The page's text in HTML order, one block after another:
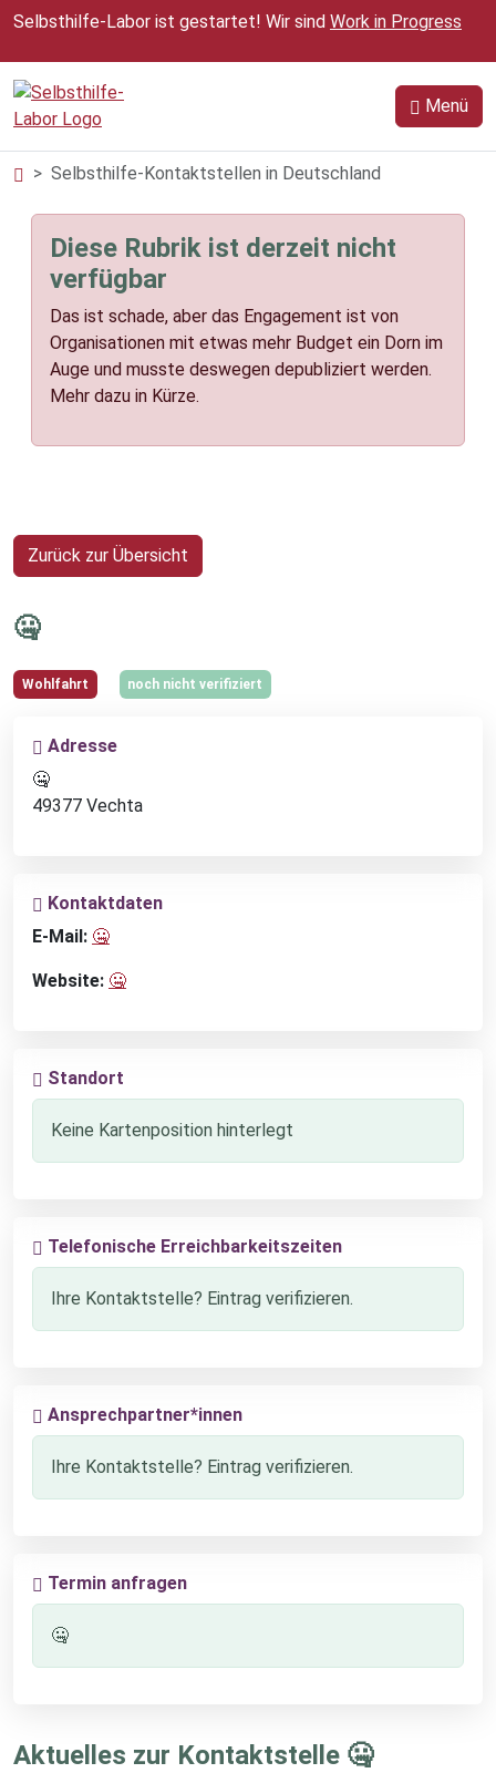
Zum Inhalt springen
Selbsthilfe-Labor ist gestartet! Wir sind Work in Progress
Menü
Selbsthilfe-Kontaktstellen in Deutschland
Diese Rubrik ist derzeit nicht
verfügbar
Das ist schade, aber das Engagement ist von
Organisationen mit etwas mehr Budget ein Dorn im
Auge und musste deswegen depubliziert werden.
Mehr dazu in Kürze.
Zurück zur Übersicht
🤐
Wohlfahrt noch nicht verifiziert
Adresse
🤐
49377 Vechta
Kontaktdaten
E-Mail: 🤐
Website: 🤐
Standort
Keine Kartenposition hinterlegt
Telefonische Erreichbarkeitszeiten
Ihre Kontaktstelle? Eintrag verifizieren.
Ansprechpartner*innen
Ihre Kontaktstelle? Eintrag verifizieren.
Termin anfragen
🤐
Aktuelles zur Kontaktstelle 🤐